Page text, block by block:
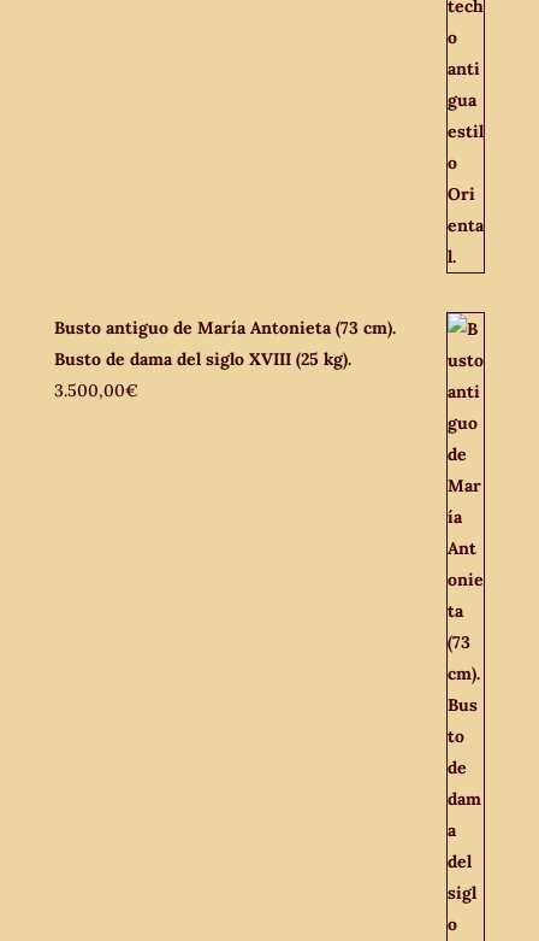
Busto antiguo de María Antonieta (73 cm).
Busto de dama del siglo XVIII (25 kg).
3.500,00€